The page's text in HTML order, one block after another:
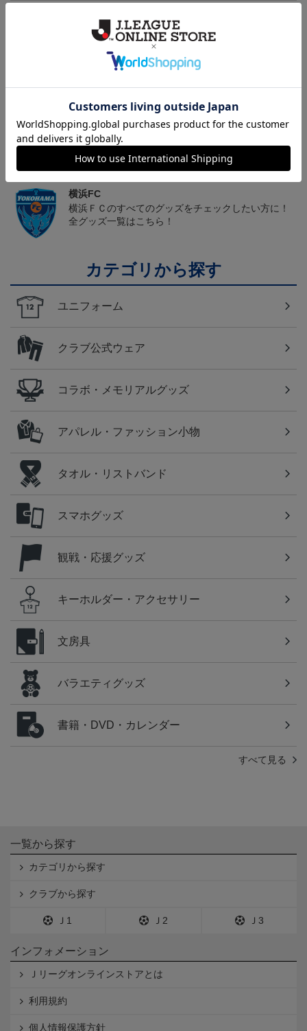
トピックス
横浜FC
こだわりのデザインに注目！タオルマフラーは応援
の必須アイテム！
横浜FC
横浜ＦＣのすべてのグッズをチェックしたい方に！
全グッズ一覧はこちら！
カテゴリから探す
ユニフォーム
クラブ公式ウェア
コラボ・メモリアルグッズ
アパレル・ファッション小物
タオル・リストバンド
スマホグッズ
観戦・応援グッズ
キーホルダー・アクセサリー
文房具
バラエティグッズ
書籍・DVD・カレンダー
すべて見る
一覧から探す
カテゴリから探す
クラブから探す
Ｊ1 Ｊ2 Ｊ3
インフォメーション
Ｊリーグオンラインストアとは
利用規約
個人情報保護方針